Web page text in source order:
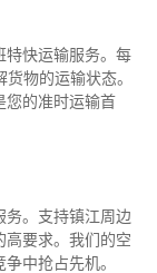
特快运输服务。每
物的运输状态。
您的准时运输首
务。支持镇江周边
高要求。我们的空
中抢占先机。